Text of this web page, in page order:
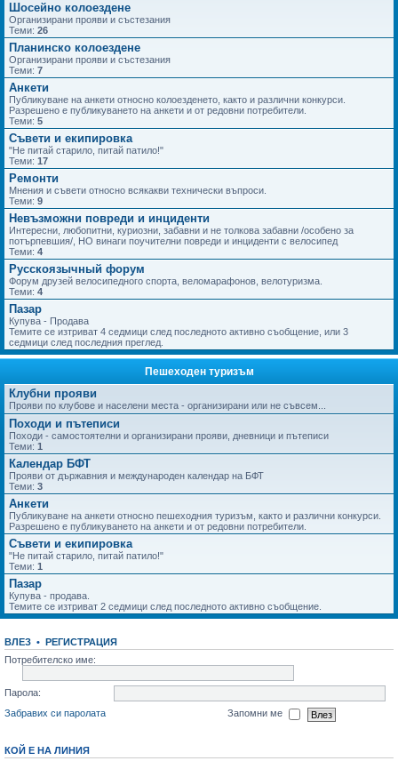
Шосейно колоездене
Организирани прояви и състезания
Теми: 26
Планинско колоездене
Организирани прояви и състезания
Теми: 7
Анкети
Публикуване на анкети относно колоезденето, както и различни конкурси.
Разрешено е публикуването на анкети и от редовни потребители.
Теми: 5
Съвети и екипировка
"Не питай старило, питай патило!"
Теми: 17
Ремонти
Мнения и съвети относно всякакви технически въпроси.
Теми: 9
Невъзможни повреди и инциденти
Интересни, любопитни, куриозни, забавни и не толкова забавни /особено за
потърпевшия/, НО винаги поучителни повреди и инциденти с велосипед
Теми: 4
Русскоязычный форум
Форум друзей велосипедного спорта, веломарафонов, велотуризма.
Теми: 4
Пазар
Купува - Продава
Темите се изтриват 4 седмици след последното активно съобщение, или 3
седмици след последния преглед.
Пешеходен туризъм
Клубни прояви
Прояви по клубове и населени места - организирани или не съвсем...
Походи и пътеписи
Походи - самостоятелни и организирани прояви, дневници и пътеписи
Теми: 1
Календар БФТ
Прояви от държавния и международен календар на БФТ
Теми: 3
Анкети
Публикуване на анкети относно пешеходния туризъм, както и различни конкурси.
Разрешено е публикуването на анкети и от редовни потребители.
Съвети и екипировка
"Не питай старило, питай патило!"
Теми: 1
Пазар
Купува - продава.
Темите се изтриват 2 седмици след последното активно съобщение.
ВЛЕЗ • РЕГИСТРАЦИЯ
Потребителско име:
Парола:
Забравих си паролата
Запомни ме
КОЙ Е НА ЛИНИЯ